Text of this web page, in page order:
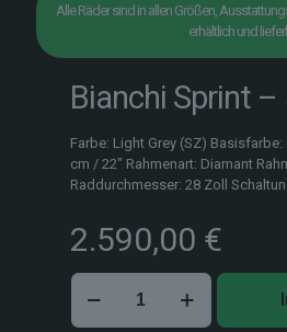
Alle Räder sind in allen Größen,
erhältlich und
Bianchi Sprint –
Farbe: Light Grey (SZ)
cm / 22″ Rahmenart: Diamant
Raddurchmesser: 28 Zoll
2.590,00 €
Bianchi
Sprint
–